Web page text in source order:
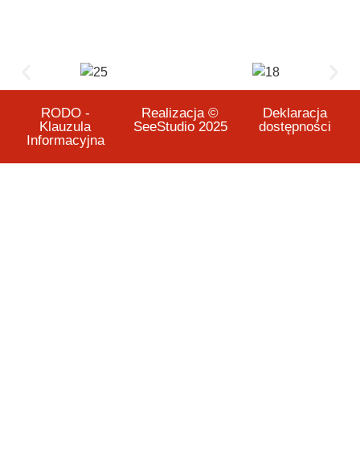
RODO -
Klauzula
Informacyjna
Realizacja ©
SeeStudio 2025
Deklaracja
dostępności